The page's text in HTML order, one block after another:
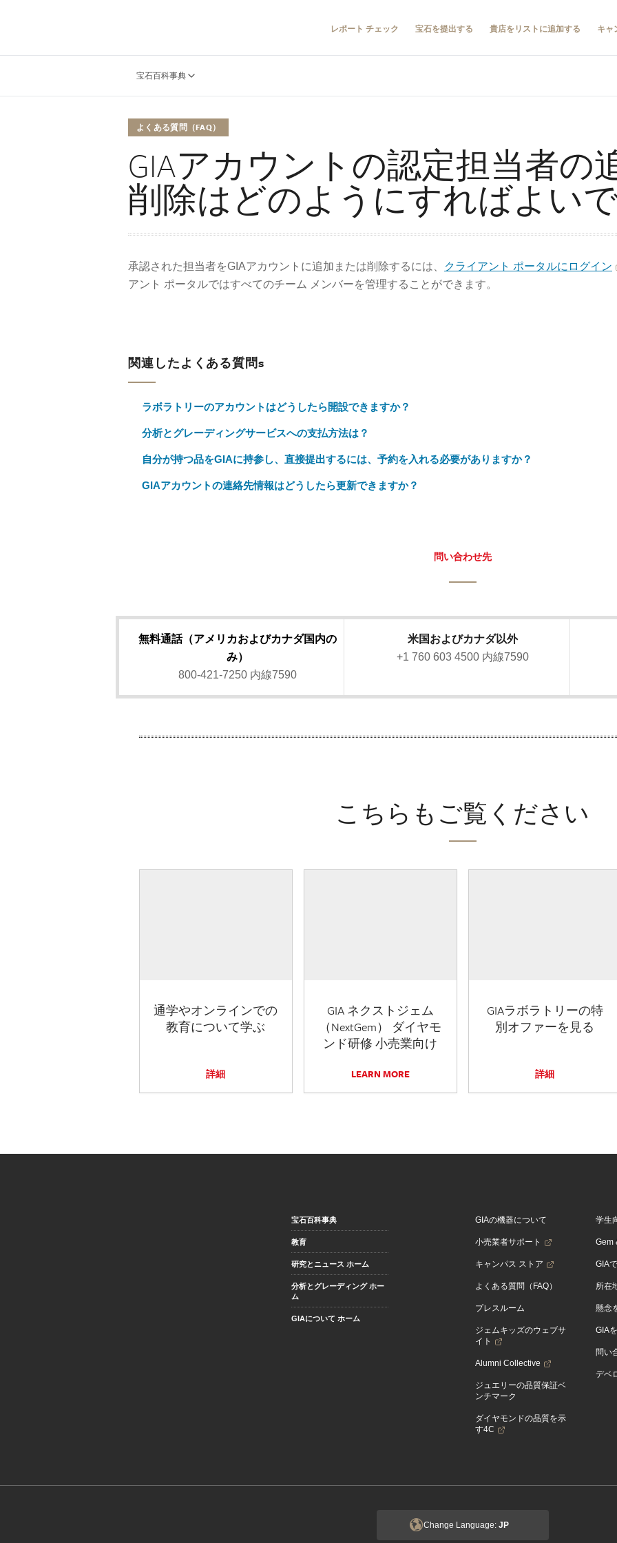
レポート チェック 宝石を提出する 貴店をリストに追加する キャ
宝石百科事典
よくある質問（FAQ）
GIAアカウントの認定担当者の
削除はどのようにすればよい
承認された担当者をGIAアカウントに追加または削除するには、 クライアント ポータルにログイン
アント ポータルではすべてのチーム メンバーを管理することができます。
関連したよくある質問s
ラボラトリーのアカウントはどうしたら開設できますか？
分析とグレーディングサービスへの支払方法は？
自分が持つ品をGIAに持参し、直接提出するには、予約を入れる必要がありますか？
GIAアカウントの連絡先情報はどうしたら更新できますか？
問い合わせ先
無料通話（アメリカおよびカナダ国内の
み）
800-421-7250 内線7590
米国およびカナダ以外
+1 760 603 4500 内線7590
こちらもご覧ください
通学やオンラインでの
教育について学ぶ
詳細
GIA ネクストジェム
（NextGem） ダイヤモ
ンド研修 小売業向け
LEARN MORE
GIAラボラトリーの特
別オファーを見る
詳細
宝石百科事典
教育
研究とニュース ホーム
分析とグレーディング ホー
ム
GIAについて ホーム
GIAの機器について
小売業者サポート
キャンパス ストア
よくある質問（FAQ）
プレスルーム
ジェムキッズのウェブサ
イト
Alumni Collective
ジュエリーの品質保証ベ
ンチマーク
ダイヤモンドの品質を示
す4C
学生
Gem
GIA
所在
懸念
GIA
問い
デベ
Change Language: JP